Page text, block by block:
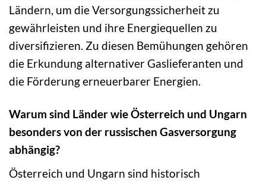
Ländern, um die Versorgungssicherheit zu
gewährleisten und ihre Energiequellen zu
diversifizieren. Zu diesen Bemühungen gehören
die Erkundung alternativer Gaslieferanten und
die Förderung erneuerbarer Energien.
Warum sind Länder wie Österreich und Ungarn
besonders von der russischen Gasversorgung
abhängig?
Österreich und Ungarn sind historisch